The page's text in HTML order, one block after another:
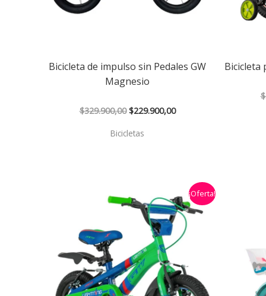
Bicicleta de impulso sin Pedales GW
Magnesio
$329.900,00 $229.900,00
Bicicletas
Bicicleta
$
¡Oferta!
precio
original
$399.900,00.
precio
actual
es:
$289.900,00.